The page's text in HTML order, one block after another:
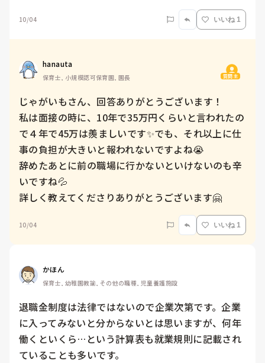
10/04 いいね 1
hanauta
保育士, 小規模認可保育園, 園長 質問主
じゃがいもさん、回答ありがとうございます！
私は面接の時に、10年で35万円くらいと言われたの
で４年で45万は羨ましいです✨でも、それ以上に仕
事の負担が大きいと報われないですよね😭
辞めたあとに前の職場に行かないといけないのも辛
いですね💦
詳しく教えてくださりありがとうございます🤗
10/04 いいね 1
かほん
保育士, 幼稚園教諭, その他の職種, 児童養護施設
退職金制度は法律ではないので企業次第です。企業
に入ってみないと分からないとは思いますが、何年
働くといくら…という計算表も就業規則に記載され
ていることも多いです。